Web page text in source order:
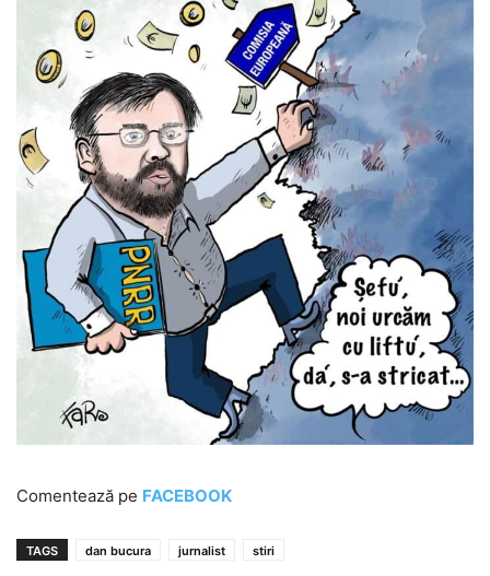
Comentează pe FACEBOOK
TAGS dan bucura jurnalist stiri